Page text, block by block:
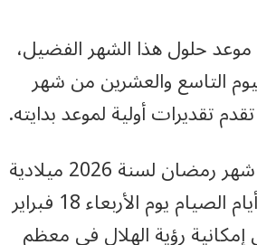
حلول هذا الشهر الفضيل،
التاسع والعشرين من شهر
تقديرات أولية لموعد بدايته.
وبحسب التقديرات الفلكية الحديثة، من المنتظر أن يحل شهر رمضان لسنة 2026 ميلادية
في مساء يوم الثلاثاء 17 فبراير 2026، على أن يكون أول أيام الصيام يوم الأربعاء 18 فبراير
إمكانية رؤية الهلال في معظم